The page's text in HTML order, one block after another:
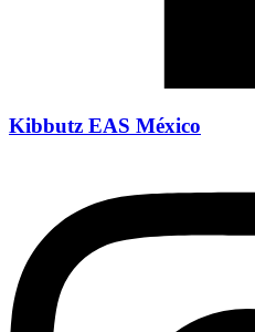
Kibbutz EAS México